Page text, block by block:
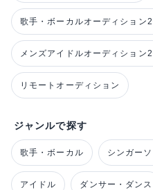
歌手・ボーカルオーディション
メンズアイドルオーディション
リモートオーディション
ジャンルで探す
歌手・ボーカル シンガー
アイドル ダンサー・ダンス